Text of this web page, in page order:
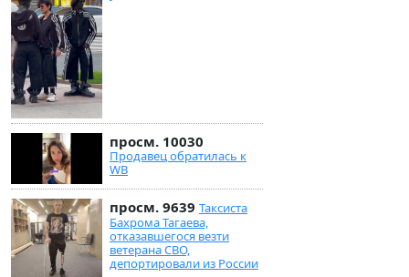
просм. 10030
Продавец обратилась к
WB
просм. 9639 Таксиста
Бахрома Тагаева,
отказавшегося везти
ветерана СВО,
депортировали из России